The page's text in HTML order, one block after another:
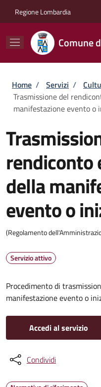
Regione Lombardia
Comune
Briciole di
Home / Servizi /
Trasmissione del
manifestazione evento o
rendiconto
della
evento o
(Regolamento
Servizio attivo
Procedimento di
manifestazione evento o
Accedi al servizio
Condividi